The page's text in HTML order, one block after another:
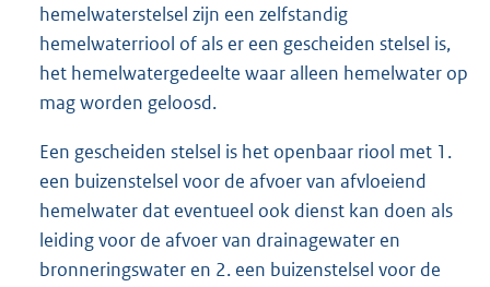
hemelwaterstelsel zijn een zelfstandig
hemelwaterriool of als er een gescheiden stelsel is,
het hemelwatergedeelte waar alleen hemelwater op
mag worden geloosd.
Een gescheiden stelsel is het openbaar riool met 1.
een buizenstelsel voor de afvoer van afvloeiend
hemelwater dat eventueel ook dienst kan doen als
leiding voor de afvoer van drainagewater en
bronneringswater en 2. een buizenstelsel voor de